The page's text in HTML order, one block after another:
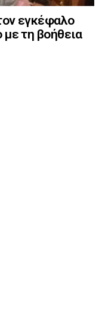
εγκέφαλο
με τη βοήθεια